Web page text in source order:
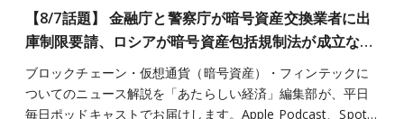
【8/7話題】 金融庁と警察庁が暗号資産交換業者に出
庫制限要請、ロシアが暗号資産包括規制法が成立な…
ブロックチェーン・仮想通貨（暗号資産）・フィンテックに
ついてのニュース解説を「あたらしい経済」編集部が、平日
毎日ポッドキャストでお届けします。Apple Podcast、Spot…